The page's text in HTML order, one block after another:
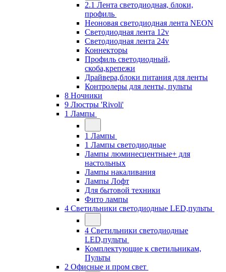
2.1 Лента светодиодная, блоки,
профиль
Неоновая светодиодная лента NEON
Светодиодная лента 12v
Светодиодная лента 24v
Коннекторы
Профиль светодиодный,
скоба,крепежи
Драйвера,блоки питания для ленты
Контролеры для ленты, пульты
8 Ночники
9 Люстры 'Rivoli'
1 Лампы
1 Лампы
1 Лампы светодиодные
Лампы люминесцентные+ для
настольных
Лампы накаливания
Лампы Лофт
Для бытовой техники
Фито лампы
4 Светильники светодиодные LED,пульты
4 Светильники светодиодные
LED,пульты
Комплектующие к светильникам,
Пульты
2 Офисные и пром свет